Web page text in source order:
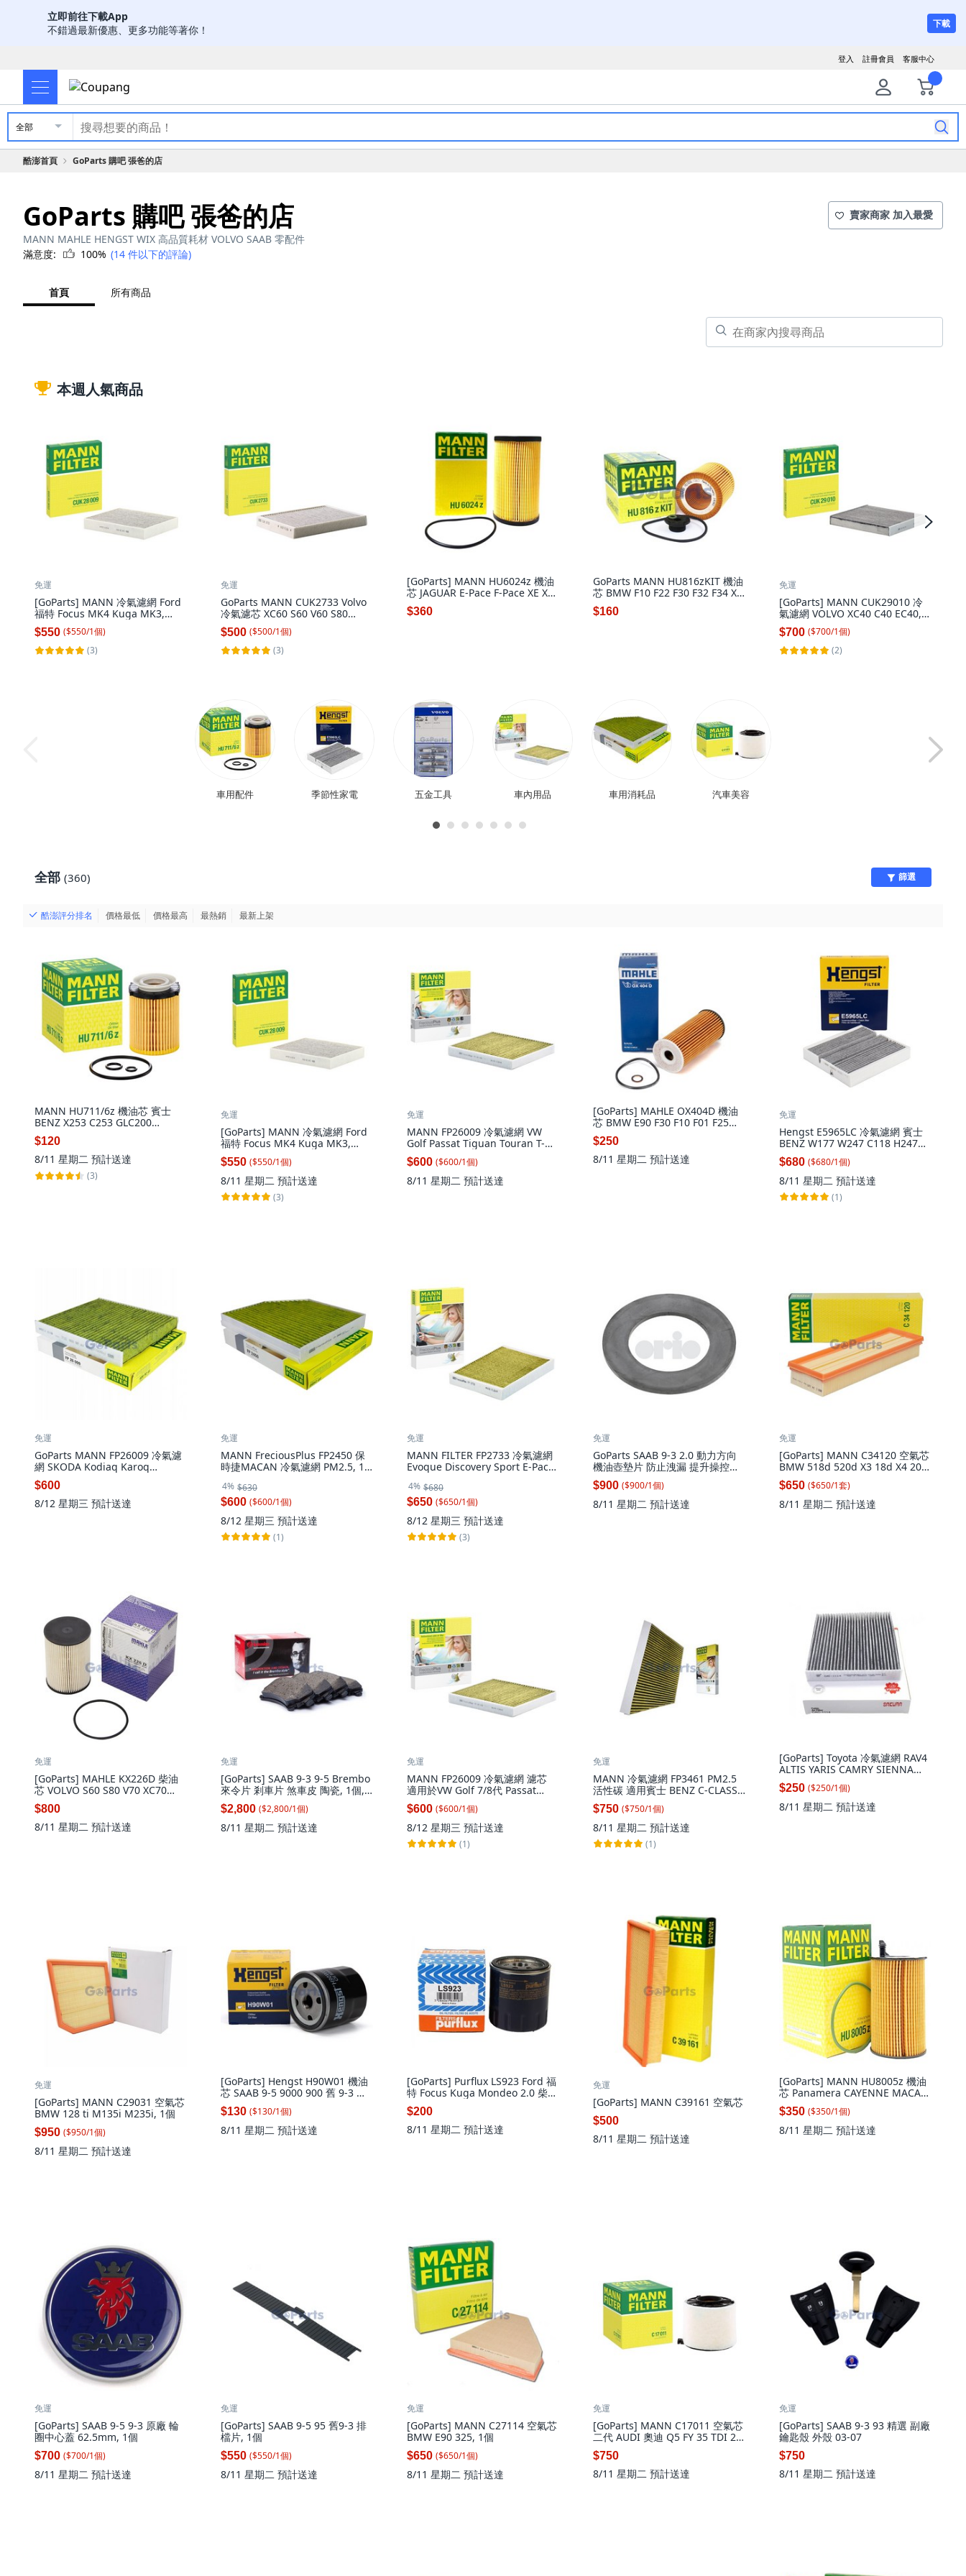
立即前往下載App
不錯過最新優惠、更多功能等著你！
下載
客服中心
註冊會員
登入
全部
酷澎首頁 GoParts 購吧 張爸的店
GoParts 購吧 張爸的店
MANN MAHLE HENGST WIX 高品質耗材 VOLVO SAAB 零配件
滿意度:
100% (14 件以下的評論)
賣家商家 加入最愛
首頁 所有商品
本週人氣商品
免運
[GoParts] MANN 冷氣濾網 Ford
福特 Focus MK4 Kuga MK3,
CUK 28 009, 1個
$550 ($550/1個)
(3)
免運
GoParts MANN CUK2733 Volvo
冷氣濾芯 XC60 S60 V60 S80
XC70, 1個
$500 ($500/1個)
(3)
[GoParts] MANN HU6024z 機油
芯 JAGUAR E-Pace F-Pace XE XF
F-Type
$360
GoParts MANN HU816zKIT 機油
芯 BMW F10 F22 F30 F32 F34 X1
X4 Z4, 1個
$160
免運
[GoParts] MANN CUK29010 冷
氣濾網 VOLVO XC40 C40 EC40, 1
個
$700 ($700/1個)
(2)
車用配件 季節性家電 五金工具 車內用品 車用消耗品 汽車美容
全部 (360) 篩選
酷澎評分排名 價格最低 價格最高 最熱銷 最新上架
MANN HU711/6z 機油芯 賓士
BENZ X253 C253 GLC200
GLC250 GLC300, 1個
$120
8/11 星期二 預計送達
(3)
免運
[GoParts] MANN 冷氣濾網 Ford
福特 Focus MK4 Kuga MK3,
CUK 28 009, 1個
$550 ($550/1個)
8/11 星期二 預計送達
(3)
免運
MANN FP26009 冷氣濾網 VW
Golf Passat Tiguan Touran T-
ROC, 1個
$600 ($600/1個)
8/11 星期二 預計送達
[GoParts] MAHLE OX404D 機油
芯 BMW E90 F30 F10 F01 F25
F15 N47, 1個
$250
8/11 星期二 預計送達
免運
Hengst E5965LC 冷氣濾網 賓士
BENZ W177 W247 C118 H247
X247 CLA GLA, 1個
$680 ($680/1個)
8/11 星期二 預計送達
(1)
免運
GoParts MANN FP26009 冷氣濾
網 SKODA Kodiaq Karoq
Octavia Superb, 詳見包裝, 詳見
包裝
$600
8/12 星期三 預計送達
免運
MANN FreciousPlus FP2450 保
時捷MACAN 冷氣濾網 PM2.5, 1
4% $630
$600 ($600/1個)
8/12 星期三 預計送達
(1)
免運
MANN FILTER FP2733 冷氣濾網
Evoque Discovery Sport E-Pace,
4% $680
$650 ($650/1個)
8/12 星期三 預計送達
(3)
免運
GoParts SAAB 9-3 2.0 動力方向
機油壺墊片 防止洩漏 提升操控穩
定性, 1個
$900 ($900/1個)
8/11 星期二 預計送達
免運
[GoParts] MANN C34120 空氣芯
BMW 518d 520d X3 18d X4 20d
X5 25d, 1個
$650 ($650/1套)
8/11 星期二 預計送達
免運
[GoParts] MAHLE KX226D 柴油
芯 VOLVO S60 S80 V70 XC70
XC90 D5, 1個
$800
8/11 星期二 預計送達
免運
[GoParts] SAAB 9-3 9-5 Brembo
來令片 剎車片 煞車皮 陶瓷, 1個,
前 345
$2,800 ($2,800/1個)
8/11 星期二 預計送達
免運
MANN FP26009 冷氣濾網 濾芯
適用於VW Golf 7/8代 Passat
Tiguan Touran T-ROC 有效過濾
PM2.5 提供清新空氣, 1個
$600 ($600/1個)
8/12 星期三 預計送達
(1)
免運
MANN 冷氣濾網 FP3461 PM2.5
活性碳 適用賓士 BENZ C-CLASS
W203 CUK 23 014-2, 1個
$750 ($750/1個)
8/11 星期二 預計送達
(1)
[GoParts] Toyota 冷氣濾網 RAV4
ALTIS YARIS CAMRY SIENNA
PRIUS, 1個, CAC-1114
$250 ($250/1個)
8/11 星期二 預計送達
免運
[GoParts] MANN C29031 空氣芯
BMW 128 ti M135i M235i, 1個
$950 ($950/1個)
8/11 星期二 預計送達
[GoParts] Hengst H90W01 機油
芯 SAAB 9-5 9000 900 舊 9-3 用,
1個
$130 ($130/1個)
8/11 星期二 預計送達
[GoParts] Purflux LS923 Ford 福
特 Focus Kuga Mondeo 2.0 柴油
機油芯, 1個
$200
8/11 星期二 預計送達
免運
[GoParts] MANN C39161 空氣芯
$500
8/11 星期二 預計送達
[GoParts] MANN HU8005z 機油
芯 Panamera CAYENNE MACAN
福斯 TOUAREG, 1個
$350 ($350/1個)
8/11 星期二 預計送達
免運
[GoParts] SAAB 9-5 9-3 原廠 輪
圈中心蓋 62.5mm, 1個
$700 ($700/1個)
8/11 星期二 預計送達
免運
[GoParts] SAAB 9-5 95 舊9-3 排
檔片, 1個
$550 ($550/1個)
8/11 星期二 預計送達
免運
[GoParts] MANN C27114 空氣芯
BMW E90 325, 1個
$650 ($650/1個)
8/11 星期二 預計送達
免運
[GoParts] MANN C17011 空氣芯
二代 AUDI 奧迪 Q5 FY 35 TDI 2.0
柴油 引擎, 1個
$750
8/11 星期二 預計送達
免運
[GoParts] SAAB 9-3 93 精選 副廠
鑰匙殼 外殼 03-07
$750
8/11 星期二 預計送達